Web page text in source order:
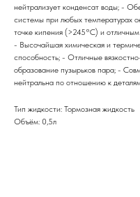
нейтрализует конденсат воды; -
системы при любых температурах
точке кипения (>245°С) и
- Высочайшая химическая и
способноcть; - Отличные
образование пузырьков пара; -
нейтральна по отношению к
Тип жидкости: Тормозная жидкость
Объём: 0,5л